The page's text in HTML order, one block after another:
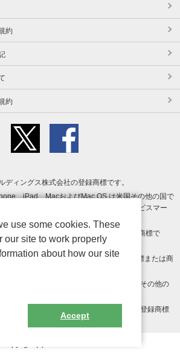
約
約
ディングス株式会社の登録商標です。
、iPad、MacおよびMac OS は米国その他の国で
商標です。App Store は Apple Inc. のサービスマー
よび Google Play ロゴ は Google LLC の商標で
の米国およびその他の国における登録商標または商
Adobe PDF は、Adobe Inc.の米国およびその他の
会社名、商品名、ロゴは各社の商標または登録商標
use some cookies. These
our site to work properly
about how our site
Accept